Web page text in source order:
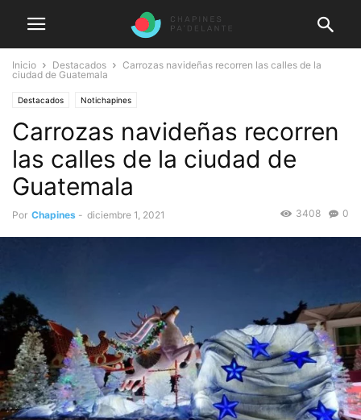
Inicio Destacados
Carrozas navideñas recorren las calles de la
ciudad de Guatemala
Destacados Notichapines
Carrozas navideñas recorren
las calles de la ciudad de
Guatemala
Por Chapines - diciembre 1, 2021 0
3408